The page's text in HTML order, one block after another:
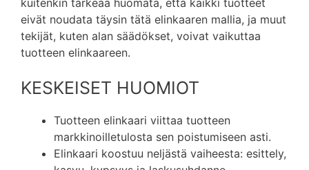
kuitenkin tärkeää huomata, että kaikki tuotteet
eivät noudata täysin tätä elinkaaren mallia, ja muut
tekijät, kuten alan säädökset, voivat vaikuttaa
tuotteen elinkaareen.
KESKEISET HUOMIOT
Tuotteen elinkaari viittaa tuotteen
markkinoilletulosta sen poistumiseen asti.
Elinkaari koostuu neljästä vaiheesta: esittely,